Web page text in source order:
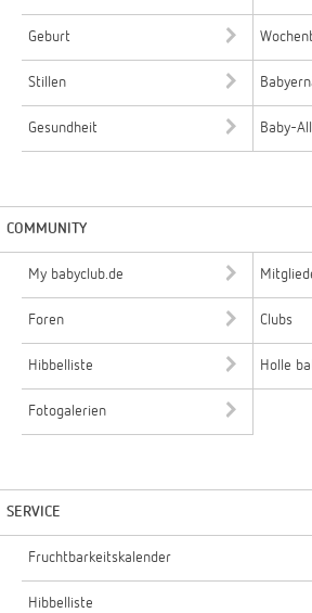
Geburt
Stillen
Gesundheit Baby-
COMMUNITY
My babyclub.de
Foren Clubs
Hibbelliste Holle
Fotogalerien
SERVICE
Fruchtbarkeitskalender
Hibbelliste